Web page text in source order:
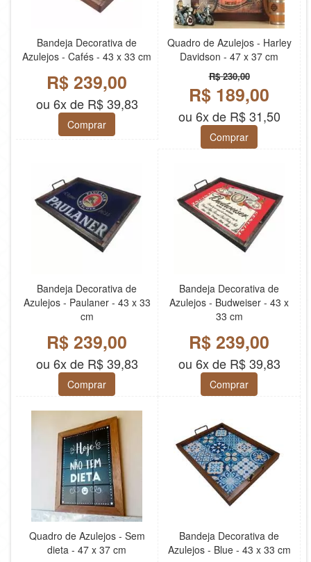
Bandeja Decorativa de
Azulejos - Cafés - 43 x 33 cm
R$ 239,00
ou 6x de R$ 39,83
Comprar
Quadro de Azulejos - Harley
Davidson - 47 x 37 cm
R$ 230,00
R$ 189,00
ou 6x de R$ 31,50
Comprar
Bandeja Decorativa de
Azulejos - Paulaner - 43 x 33
cm
R$ 239,00
ou 6x de R$ 39,83
Comprar
Bandeja Decorativa de
Azulejos - Budweiser - 43 x
33 cm
R$ 239,00
ou 6x de R$ 39,83
Comprar
Quadro de Azulejos - Sem
dieta - 47 x 37 cm
Bandeja Decorativa de
Azulejos - Blue - 43 x 33 cm